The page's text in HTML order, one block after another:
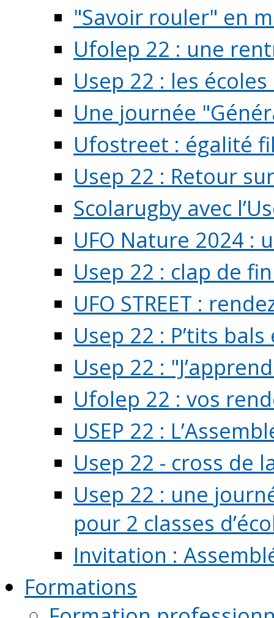
"Savoir rouler" en
Ufolep 22 : une
Usep 22 : les
Une journée
Ufostreet : égalité
Usep 22 : Retour
Scolarugby avec
UFO Nature 2024 :
Usep 22 : clap de
UFO STREET :
Usep 22 : P’tits
Usep 22 :
Ufolep 22 : vos
USEP 22 :
Usep 22 - cross de
Usep 22 : une
pour 2 classes
Invitation :
Formations